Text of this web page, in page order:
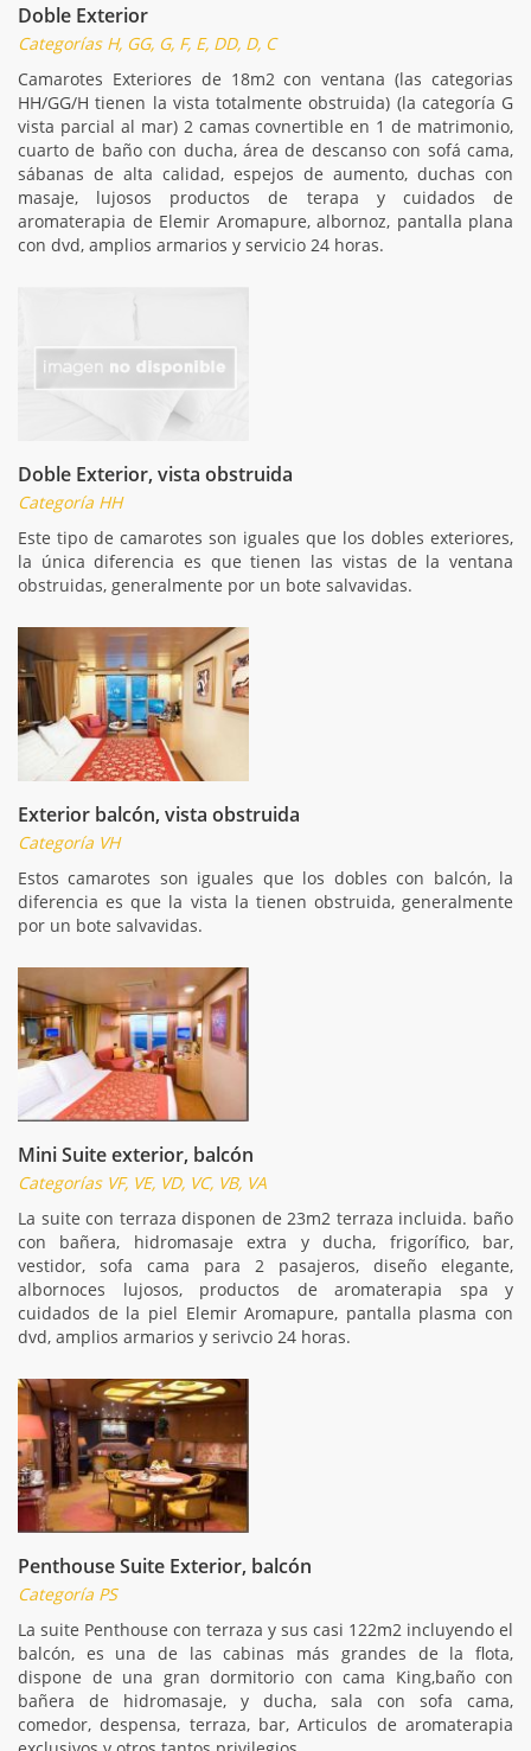
Doble Exterior
Categorías H, GG, G, F, E, DD, D, C
Camarotes Exteriores de 18m2 con ventana (las categorias
HH/GG/H tienen la vista totalmente obstruida) (la categoría G
vista parcial al mar) 2 camas covnertible en 1 de matrimonio,
cuarto de baño con ducha, área de descanso con sofá cama,
sábanas de alta calidad, espejos de aumento, duchas con
masaje, lujosos productos de terapa y cuidados de
aromaterapia de Elemir Aromapure, albornoz, pantalla plana
con dvd, amplios armarios y servicio 24 horas.
Doble Exterior, vista obstruida
Categoría HH
Este tipo de camarotes son iguales que los dobles exteriores,
la única diferencia es que tienen las vistas de la ventana
obstruidas, generalmente por un bote salvavidas.
Exterior balcón, vista obstruida
Categoría VH
Estos camarotes son iguales que los dobles con balcón, la
diferencia es que la vista la tienen obstruida, generalmente
por un bote salvavidas.
Mini Suite exterior, balcón
Categorías VF, VE, VD, VC, VB, VA
La suite con terraza disponen de 23m2 terraza incluida. baño
con bañera, hidromasaje extra y ducha, frigorífico, bar,
vestidor, sofa cama para 2 pasajeros, diseño elegante,
albornoces lujosos, productos de aromaterapia spa y
cuidados de la piel Elemir Aromapure, pantalla plasma con
dvd, amplios armarios y serivcio 24 horas.
Penthouse Suite Exterior, balcón
Categoría PS
La suite Penthouse con terraza y sus casi 122m2 incluyendo el
balcón, es una de las cabinas más grandes de la flota,
dispone de una gran dormitorio con cama King,baño con
bañera de hidromasaje, y ducha, sala con sofa cama,
comedor, despensa, terraza, bar, Articulos de aromaterapia